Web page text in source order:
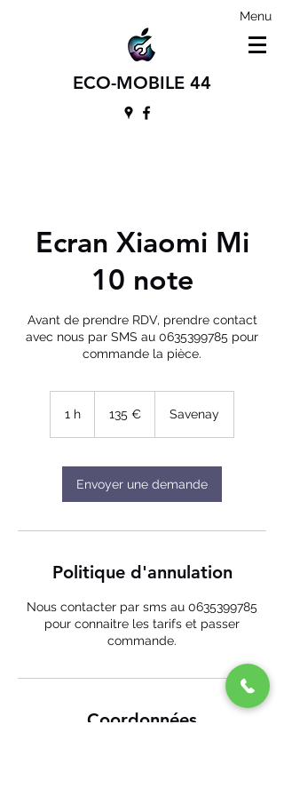
Menu
ECO-MOBILE 44
Ecran Xiaomi Mi
10 note
Avant de prendre RDV, prendre contact
avec nous par SMS au 0635399785 pour
commande la pièce.
1 h 135 € Savenay
Envoyer une demande
Politique d'annulation
Nous contacter par sms au 0635399785
pour connaitre les tarifs et passer
commande.
Coordonnées